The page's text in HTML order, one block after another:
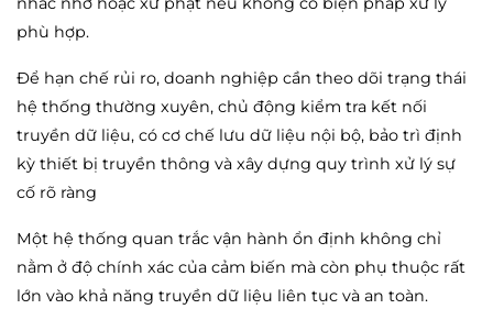
phù hợp.
Để hạn chế rủi ro, doanh nghiệp cần theo dõi trạng thái
hệ thống thường xuyên, chủ động kiểm tra kết nối
truyền dữ liệu, có cơ chế lưu dữ liệu nội bộ, bảo trì định
kỳ thiết bị truyền thông và xây dựng quy trình xử lý sự
cố rõ ràng
Một hệ thống quan trắc vận hành ổn định không chỉ
nằm ở độ chính xác của cảm biến mà còn phụ thuộc rất
lớn vào khả năng truyền dữ liệu liên tục và an toàn.